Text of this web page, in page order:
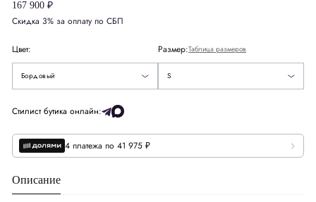
167 900 ₽
Скидка 3% за оплату по СБП
Цвет:
Бордовый
Размер:Таблица размеров
S
M
Стилист бутика онлайн:
4 платежа по 41 975 ₽
Описание
ЕвропаEU
ДенимDNM
СШАUS 4
Обхват грудиСМ 82-85
Обхват талии